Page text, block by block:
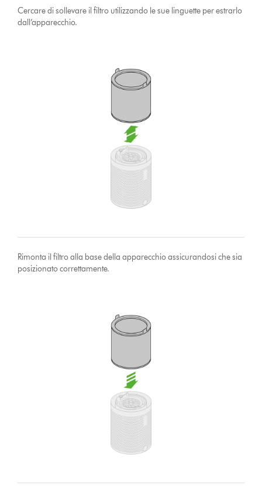
Cercare di sollevare il filtro utilizzando le sue linguette per estrarlo
dall’apparecchio.
Rimonta il filtro alla base della apparecchio assicurandosi che sia
posizionato correttamente.